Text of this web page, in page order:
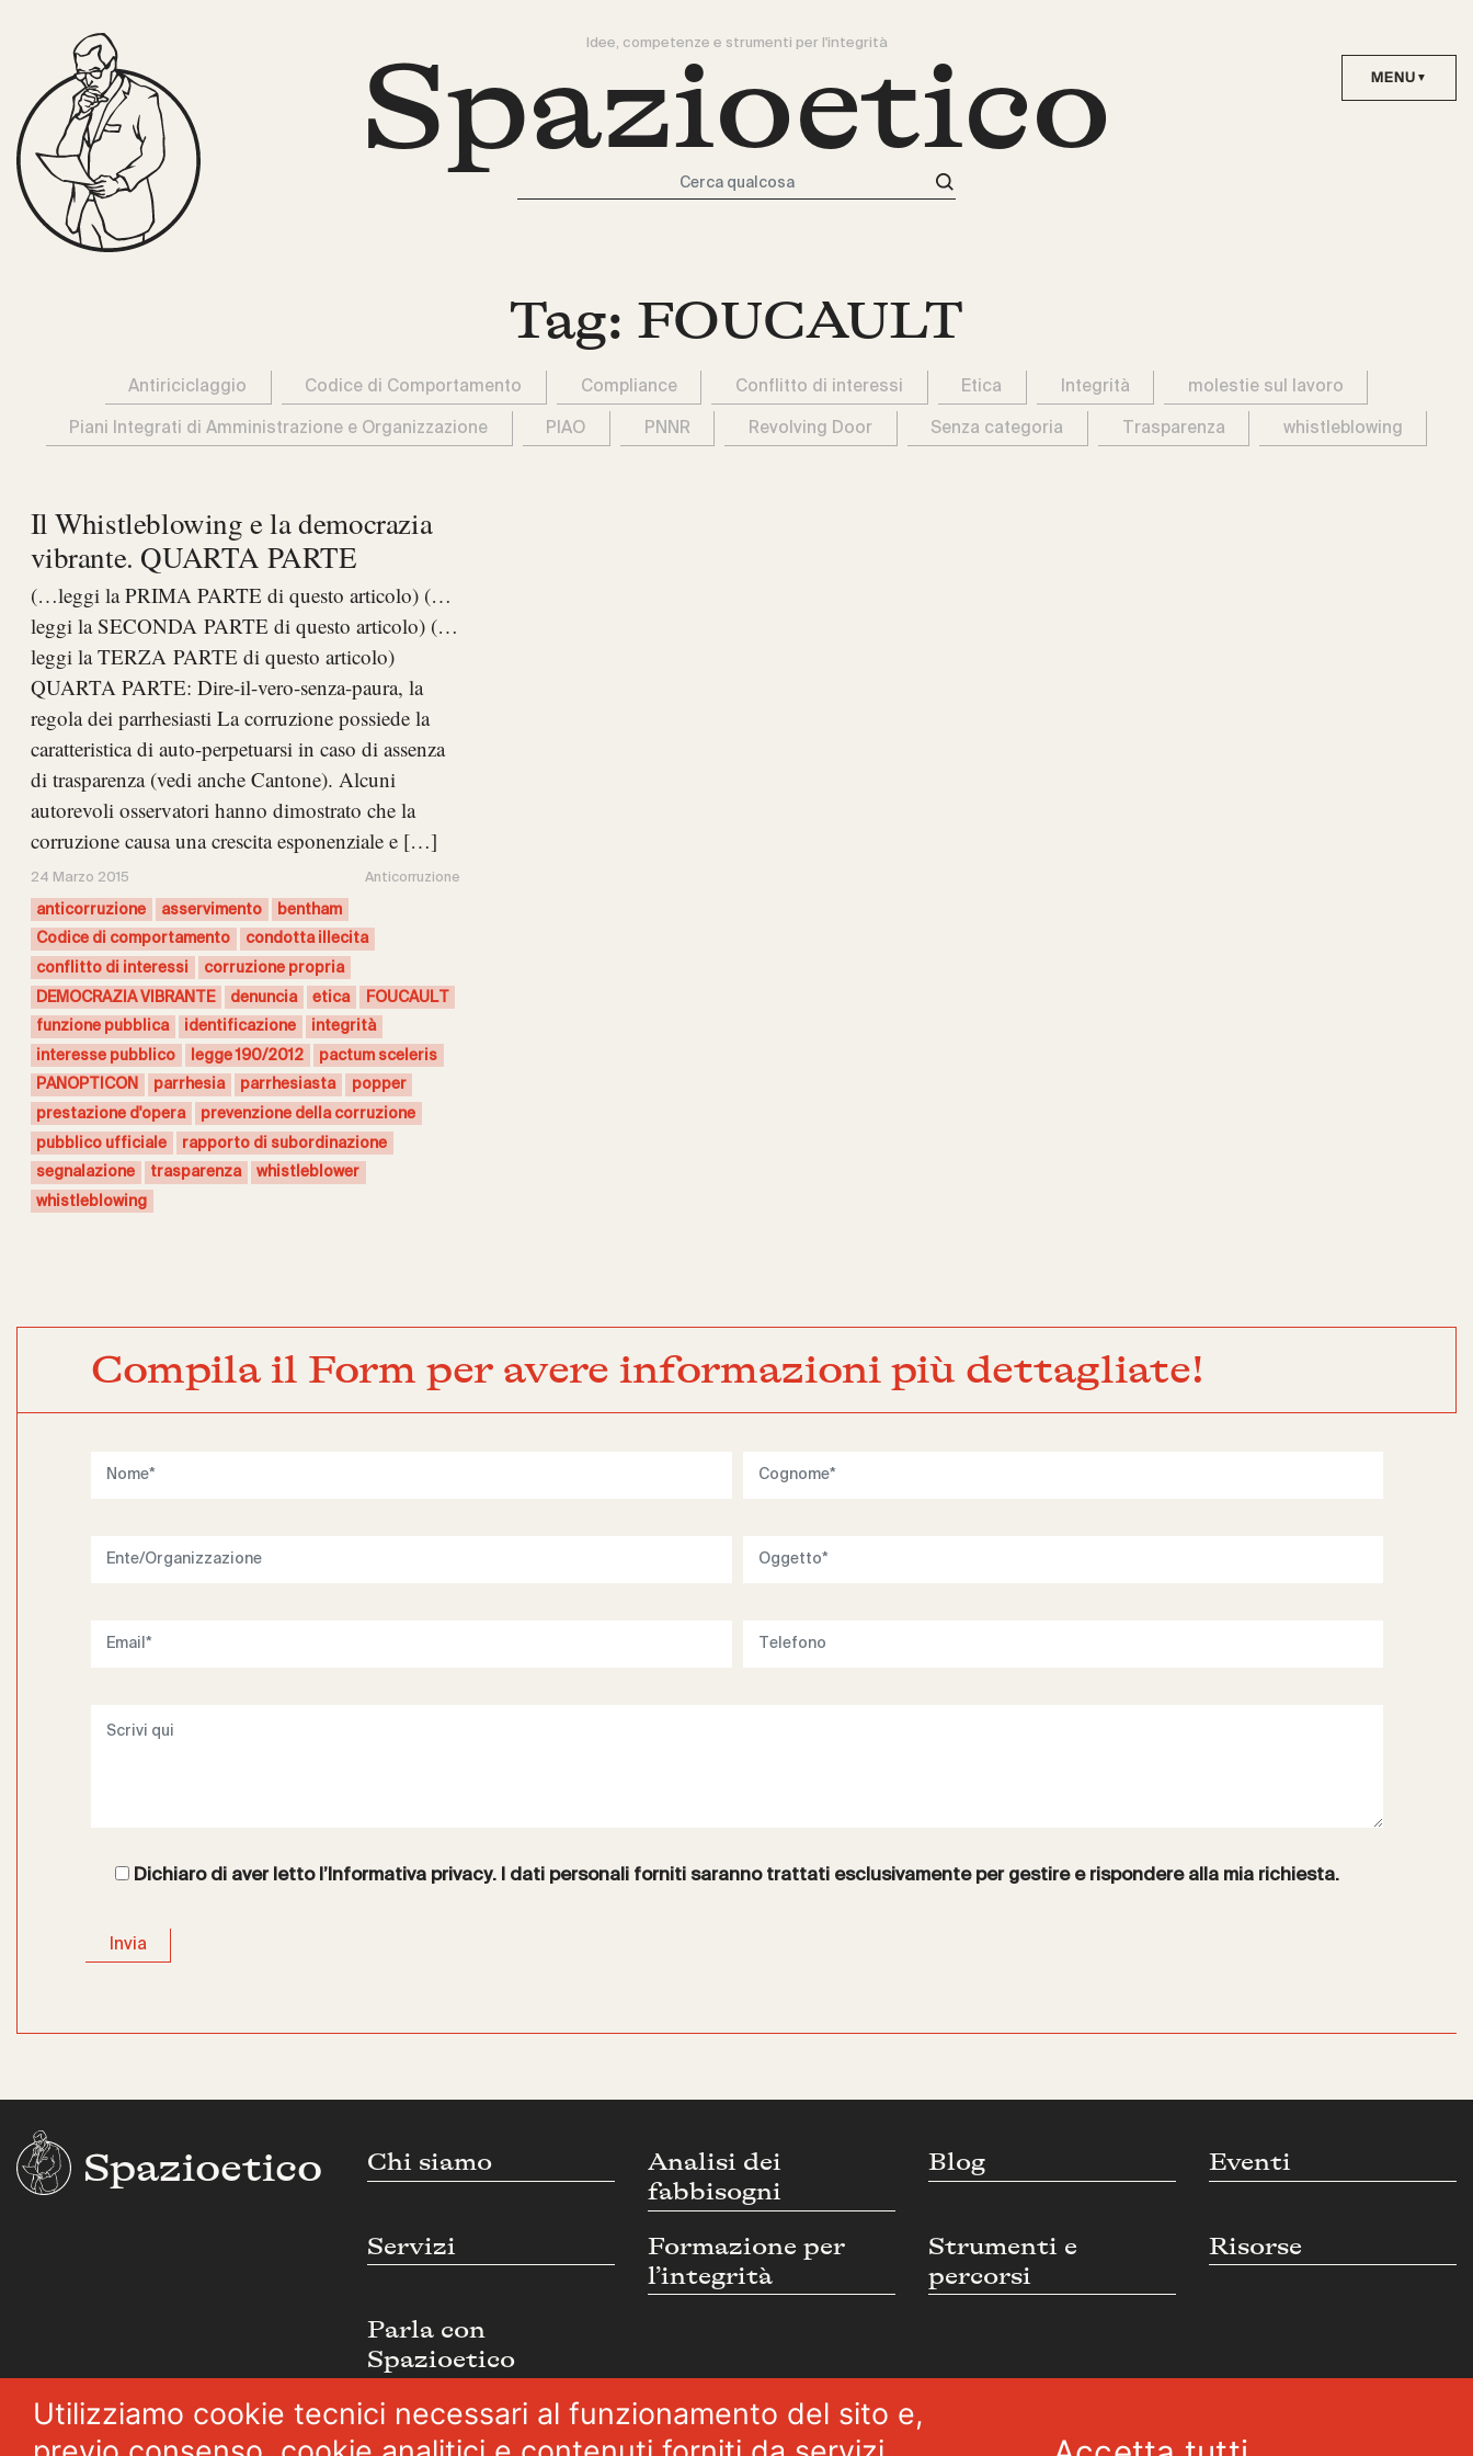
Idee, competenze e strumenti per l'integrità
Spazioetico
Tag: FOUCAULT
Antiriciclaggio Codice di Comportamento Compliance Conflitto di interessi Etica Integrità molestie sul lavoro
Piani Integrati di Amministrazione e Organizzazione PIAO PNNR Revolving Door Senza categoria Trasparenza whistleblowing
Il Whistleblowing e la democrazia
vibrante. QUARTA PARTE
(…leggi la PRIMA PARTE di questo articolo) (…
leggi la SECONDA PARTE di questo articolo) (…
leggi la TERZA PARTE di questo articolo)
QUARTA PARTE: Dire-il-vero-senza-paura, la
regola dei parrhesiasti La corruzione possiede la
caratteristica di auto-perpetuarsi in caso di assenza
di trasparenza (vedi anche Cantone). Alcuni
autorevoli osservatori hanno dimostrato che la
corruzione causa una crescita esponenziale e […]
24 Marzo 2015 Anticorruzione
anticorruzione asservimento
bentham
Codice di comportamento
condotta illecita
conflitto di interessi
corruzione propria
DEMOCRAZIA VIBRANTE
denuncia etica
FOUCAULT
funzione pubblica
identificazione
integrità
interesse pubblico
legge 190/2012
pactum sceleris
PANOPTICON
parrhesia parrhesiasta
popper
prestazione d'opera
prevenzione della corruzione
pubblico ufficiale
rapporto di subordinazione
segnalazione
trasparenza
whistleblower
whistleblowing
Compila il Form per avere informazioni più dettagliate!
Dichiaro di aver letto l’Informativa privacy. I dati personali forniti saranno trattati esclusivamente per gestire e rispondere alla mia richiesta.
Spazioetico Chi siamo
Analisi dei
fabbisogni
Blog Eventi
Servizi
Formazione per
l’integrità
Strumenti e
percorsi
Risorse
Parla con
Spazioetico
Utilizziamo cookie tecnici necessari al funzionamento del sito e,